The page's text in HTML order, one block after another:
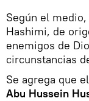
Según el
Hashimi, de
enemigos de
circunstancias
Se agrega que
Abu Hussein